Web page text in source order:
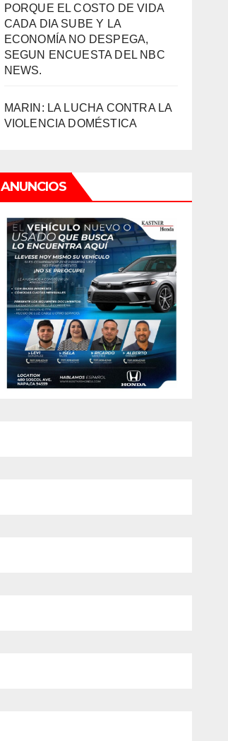
PORQUE EL COSTO DE VIDA
CADA DIA SUBE Y LA
ECONOMÍA NO DESPEGA,
SEGUN ENCUESTA DEL NBC
NEWS.
MARIN: LA LUCHA CONTRA LA
VIOLENCIA DOMÉSTICA
ANUNCIOS